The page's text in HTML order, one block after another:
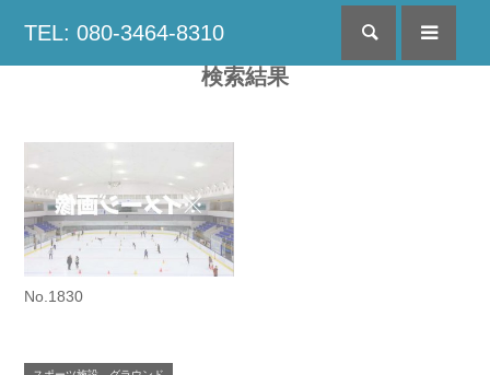
TEL: 080-3464-8310 検索
検索結果
No.1830